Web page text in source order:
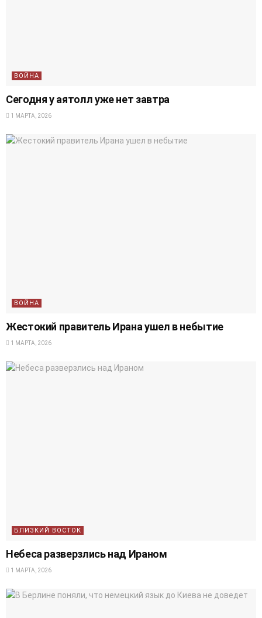
ВОЙНА
Сегодня у аятолл уже нет завтра
1 МАРТА, 2026
ВОЙНА
Жестокий правитель Ирана ушел в небытие
1 МАРТА, 2026
БЛИЗКИЙ ВОСТОК
Небеса разверзлись над Ираном
1 МАРТА, 2026